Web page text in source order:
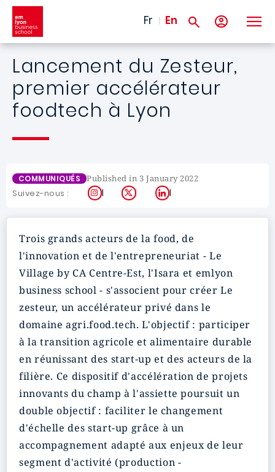
Skip to main content
Fr En
Lancement du Zesteur,
premier accélérateur
foodtech à Lyon
COMMUNIQUÉS Published in 3 January 2022
Suivez-nous : Instagram
X LinkedIn
Trois grands acteurs de la food, de
l'innovation et de l'entrepreneuriat - Le
Village by CA Centre-Est, l'Isara et emlyon
business school - s'associent pour créer Le
zesteur, un accélérateur privé dans le
domaine agri.food.tech. L'objectif : participer
à latransition agricole et alimentaire durable
en réunissant des start-up et des acteurs de la
filière. Ce dispositif d'accélération de projets
innovants du champ à l'assiette poursuit un
double objectif : faciliter le changement
d'échelle des start-up grâce à un
accompagnement adapté aux enjeux de leur
segment d'activité (production -